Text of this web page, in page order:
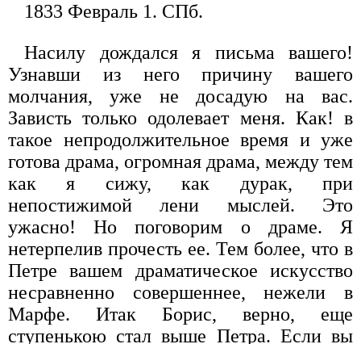
1833 Февраль 1. СПб.
Насилу дождался я письма вашего!
Узнавши из него причину вашего
молчания, уже не досадую на вас.
Зависть только одолевает меня. Как! в
такое непродолжительное время и уже
готова драма, огромная драма, между тем
как я сижу, как дурак, при
непостижимой лени мыслей. Это
ужасно! Но поговорим о драме. Я
нетерпелив прочесть ее. Тем более, что в
Петре вашем драматическое искусство
несравненно совершеннее, нежели в
Марфе. Итак Борис, верно, еще
ступенькою стал выше Петра. Если вы